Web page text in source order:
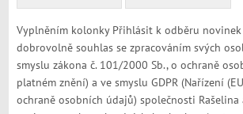
Vyplněním kolonky Přihlásit k odběru
dobrovolně souhlas se zpracováním svých
smyslu zákona č. 101/2000 Sb., o ochraně
platném znění) a ve smyslu GDPR (Nařízení
ochraně osobních údajů) společnosti Rašelina